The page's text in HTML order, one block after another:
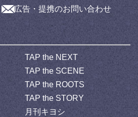
広告・提携のお問い合わせ
TAP the NEXT
TAP the SCENE
TAP the ROOTS
TAP the STORY
月刊キヨシ